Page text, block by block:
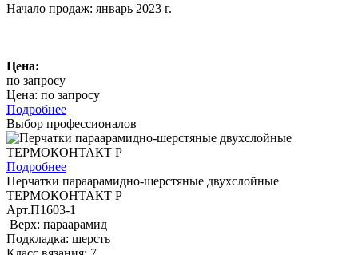
Начало продаж: январь 2023 г.
Цена:
по запросу
Цена: по запросу
Подробнее
Выбор профессионалов
Подробнее
Перчатки параарамидно-шерстяные двухслойные
ТЕРМОКОНТАКТ Р
Арт.П1603-1
Верх: параарамид
Подкладка: шерсть